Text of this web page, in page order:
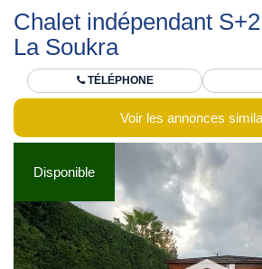
Chalet indépendant
La Soukra
TÉLÉPHONE
Voir les annonces
Disponible